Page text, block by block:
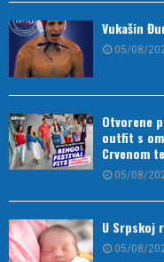
Vukašin
05/08/
Otvorene
outfit s
Crvenom
05/08/
U Srpskoj
05/08/